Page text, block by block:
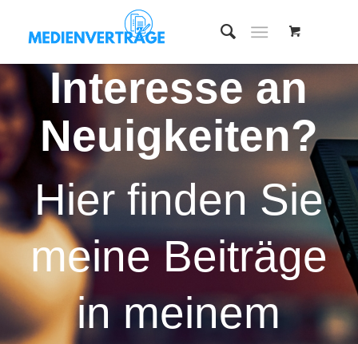
Interesse an
Neuigkeiten?
Hier finden Sie
meine Beiträge
in meinem